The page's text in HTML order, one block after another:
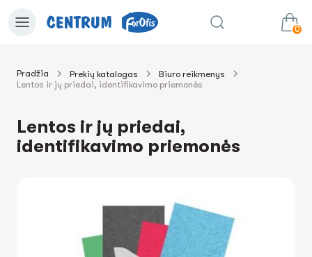
0
Į krepšelį
Pradžia Prekių katalogas
Biuro reikmenys
Lentos ir jų priedai, identifikavimo priemonės
Lentos ir jų priedai,
identifikavimo priemonės